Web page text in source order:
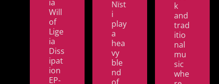
ia
Will
of
Lige
ia
Diss
ipat
ion
EP-
Nïst
i
play
a
hea
vy
ble
nd
k
and
trad
itio
nal
mu
sic
whe